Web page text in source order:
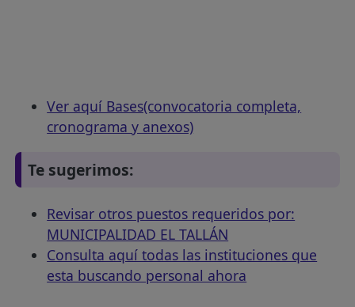
Ver aquí Bases(convocatoria completa,
cronograma y anexos)
Te sugerimos:
Revisar otros puestos requeridos por:
MUNICIPALIDAD EL TALLÁN
Consulta aquí todas las instituciones que
esta buscando personal ahora